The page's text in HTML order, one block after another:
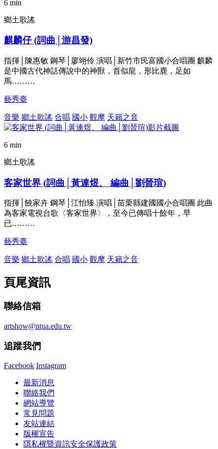
6 min
鄉土歌謠
麒麟仔 (詞曲│游昌發)
指揮│陳惠敏 鋼琴│廖翊伶 演唱│新竹市民富國小合唱團 麒麟
是中國古代神話傳說中的神獸，首似龍，形比鹿，足如
馬………
藝秀臺
音樂 鄉土歌謠 合唱 國小 觀摩 天籟之音
6 min
鄉土歌謠
客家世界 (詞曲│黃連煜、 編曲│劉晉瑄)
指揮│饒家卉 鋼琴│江怡臻 演唱│苗栗縣建國國小合唱團 此曲
為客家電視台歌〈客家世界〉，至今已傳唱十餘年，早
已………
藝秀臺
音樂 鄉土歌謠 合唱 國小 觀摩 天籟之音
頁尾資訊
聯絡信箱
artshow@ntua.edu.tw
追蹤我們
Facebook Instagram
最新消息
聯絡我們
網站導覽
常見問題
友站連結
版權宣告
隱私權暨資訊安全保護政策